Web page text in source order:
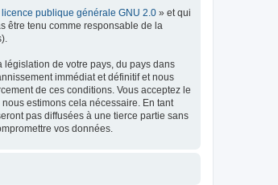
licence publique générale GNU 2.0 » et qui
être tenu comme responsable de la
de votre pays, du pays dans
immédiat et définitif et nous
de ces conditions. Vous acceptez le
estimons cela nécessaire. En tant
pas diffusées à une tierce partie sans
vos données.